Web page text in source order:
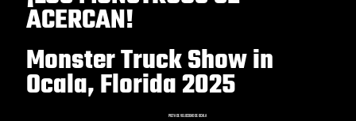
ACERCAN!
Monster Truck Show in
Ocala, Florida 2025
PISTA DE VELOCIDAD DE OCALA